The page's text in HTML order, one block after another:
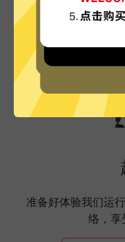
准备好体验我们运
络，享